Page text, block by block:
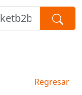
Regresar